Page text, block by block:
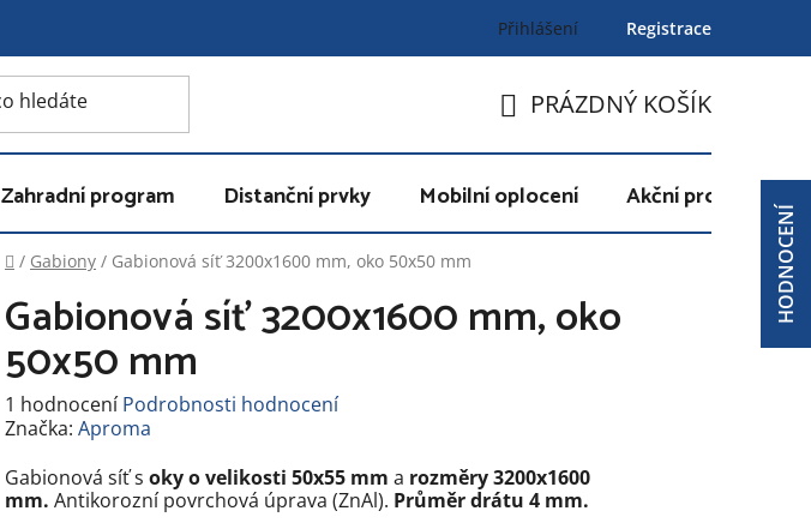
Přihlášení Registrace
KOŠÍK
PRÁZDNÝ KOŠÍK
Zahradní program Distanční prvky Mobilní oplocení Akční produkty
Domů
/ Gabiony / Gabionová síť 3200x1600 mm, oko 50x50 mm
Gabionová síť 3200x1600 mm, oko
50x50 mm
Průměrné
hodnocení
je
5,0
z
1 hodnocení Podrobnosti hodnocení
Značka: Aproma
Gabionová síť s oky o velikosti 50x55 mm a rozměry 3200x1600
mm. Antikorozní povrchová úprava (ZnAl). Průměr drátu 4 mm.
HODNOCENÍ